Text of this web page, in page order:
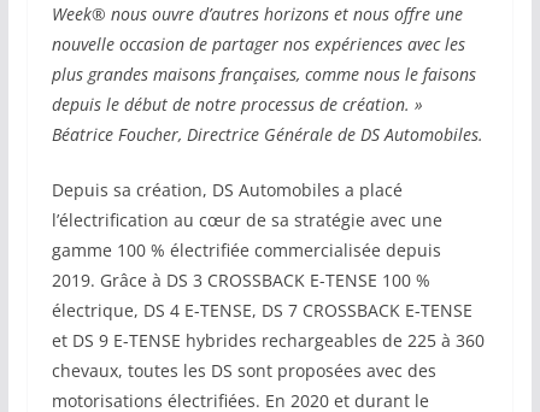
Week® nous ouvre d’autres horizons et nous offre une
nouvelle occasion de partager nos expériences avec les
plus grandes maisons françaises, comme nous le faisons
depuis le début de notre processus de création. »
Béatrice Foucher, Directrice Générale de DS Automobiles.
Depuis sa création, DS Automobiles a placé
l’électrification au cœur de sa stratégie avec une
gamme 100 % électrifiée commercialisée depuis
2019. Grâce à DS 3 CROSSBACK E-TENSE 100 %
électrique, DS 4 E-TENSE, DS 7 CROSSBACK E-TENSE
et DS 9 E-TENSE hybrides rechargeables de 225 à 360
chevaux, toutes les DS sont proposées avec des
motorisations électrifiées. En 2020 et durant le